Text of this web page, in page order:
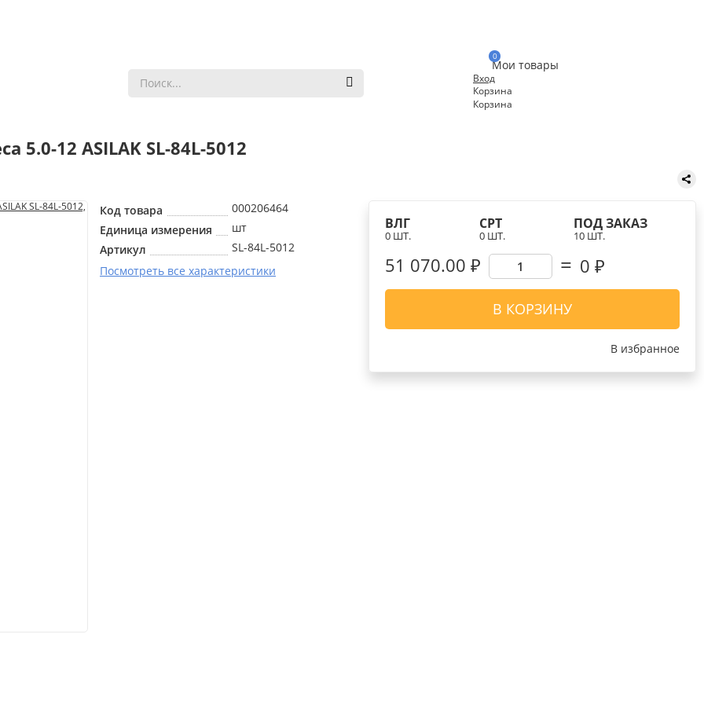
0
Мои товары
Вход
Корзина
Корзина
5.0-12 ASILAK SL-84L-5012
Код товара
000206464
Единица измерения
шт
Артикул
SL-84L-5012
Посмотреть все характеристики
ВЛГ
0 ШТ.
СРТ
0 ШТ.
ПОД ЗАКАЗ
10 ШТ.
51 070.00 ₽ 0 ₽
В КОРЗИНУ
В избранное